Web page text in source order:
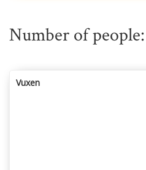
Number of people:
Vuxen